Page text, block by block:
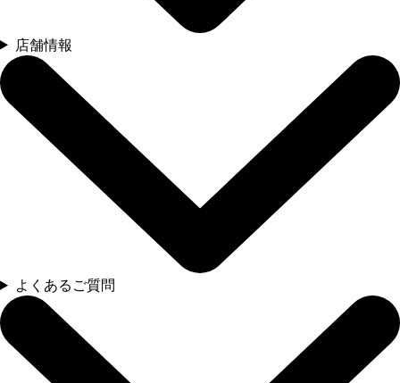
店舗情報
よくあるご質問